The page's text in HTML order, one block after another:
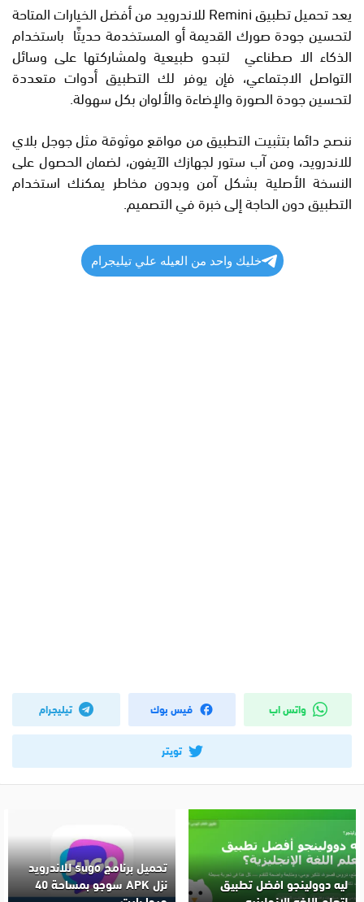
يعد تحميل تطبيق Remini للاندرويد من أفضل الخيارات المتاحة
لتحسين جودة صورك القديمة أو المستخدمة حديثًا باستخدام
الذكاء الا صطناعي لتبدو طبيعية ولمشاركتها على وسائل
التواصل الاجتماعي، فإن يوفر لك التطبيق أدوات متعددة
لتحسين جودة الصورة والإضاءة والألوان بكل سهولة.
ننصح دائما بتثبيت التطبيق من مواقع موثوقة مثل جوجل بلاي
للاندرويد، ومن آب ستور لجهازك الآيفون، لضمان الحصول على
النسخة الأصلية بشكل آمن وبدون مخاطر يمكنك استخدام
التطبيق دون الحاجة إلى خبرة في التصميم.
خليك واحد من العيله علي تيليجرام
واتس اب فيس بوك تيليجرام
تويتر
ليه دوولينجو افضل تطبيق
تحميل برنامج sugo للاندرويد
نزل APK سوجو بمساحة 40